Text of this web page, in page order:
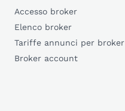
Accesso broker
Elenco broker
Tariffe annunci per broker
Broker account